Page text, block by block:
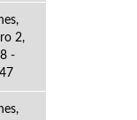
2,
-